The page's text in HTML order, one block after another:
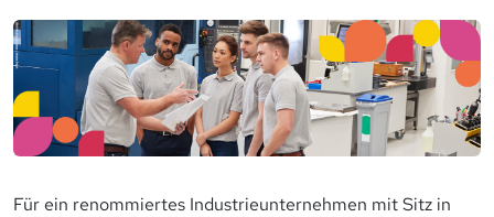
Für ein renommiertes Industrieunternehmen mit Sitz in